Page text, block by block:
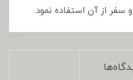
سفر از آن استفاده نمود.